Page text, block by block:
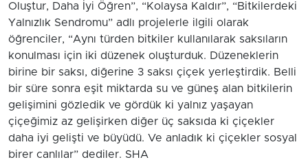
Oluştur, Daha İyi Öğren”, “Kolaysa Kaldır”, “Bitkilerdeki
Yalnızlık Sendromu” adlı projelerle ilgili olarak
öğrenciler, “Aynı türden bitkiler kullanılarak saksıların
konulması için iki düzenek oluşturduk. Düzeneklerin
birine bir saksı, diğerine 3 saksı çiçek yerleştirdik. Belli
bir süre sonra eşit miktarda su ve güneş alan bitkilerin
gelişimini gözledik ve gördük ki yalnız yaşayan
çiçeğimiz az gelişirken diğer üç saksıda ki çiçekler
daha iyi gelişti ve büyüdü. Ve anladık ki çiçekler sosyal
birer canlılar” dediler. SHA